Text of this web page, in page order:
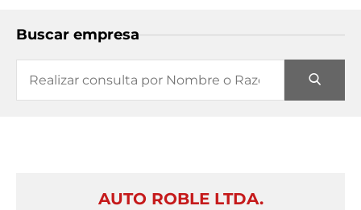
Buscar empresa
AUTO ROBLE LTDA.